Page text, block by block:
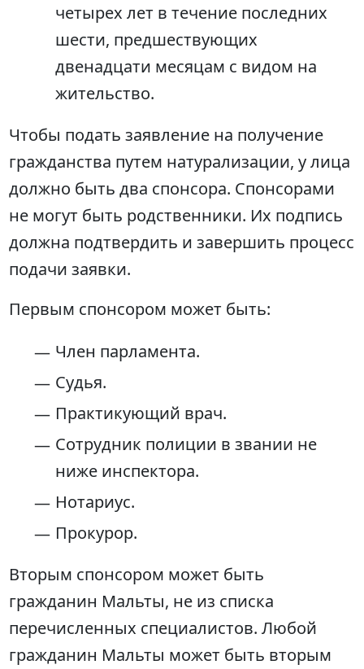
четырех лет в течение последних
шести, предшествующих
двенадцати месяцам с видом на
жительство.
Чтобы подать заявление на получение
гражданства путем натурализации, у лица
должно быть два спонсора. Спонсорами
не могут быть родственники. Их подпись
должна подтвердить и завершить процесс
подачи заявки.
Первым спонсором может быть:
Член парламента.
Судья.
Практикующий врач.
Сотрудник полиции в звании не
ниже инспектора.
Нотариус.
Прокурор.
Вторым спонсором может быть
гражданин Мальты, не из списка
перечисленных специалистов. Любой
гражданин Мальты может быть вторым